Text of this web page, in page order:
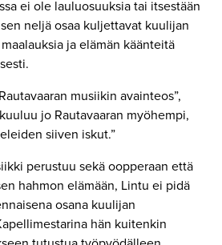
ei ole lauluosuuksia tai itsestään
neljä osaa kuljettavat kuulijan
ja elämän käänteitä
musiikin avainteos”,
jo Rautavaaran myöhempi,
siiven iskut.”
perustuu sekä oopperaan että
hahmon elämään, Lintu ei pidä
osana kuulijan
hän kuitenkin